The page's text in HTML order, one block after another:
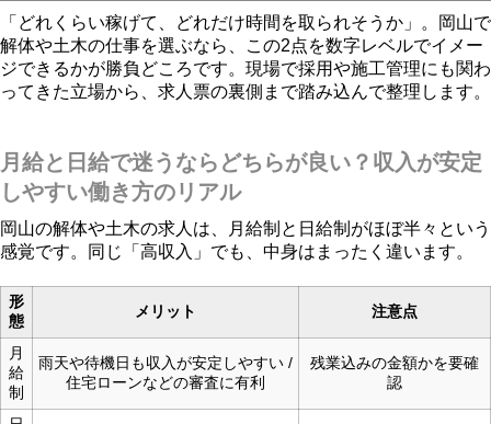
「どれくらい稼げて、どれだけ時間を取られそうか」。岡山で
解体や土木の仕事を選ぶなら、この2点を数字レベルでイメー
ジできるかが勝負どころです。現場で採用や施工管理にも関わ
ってきた立場から、求人票の裏側まで踏み込んで整理します。
月給と日給で迷うならどちらが良い？収入が安定
しやすい働き方のリアル
岡山の解体や土木の求人は、月給制と日給制がほぼ半々という
感覚です。同じ「高収入」でも、中身はまったく違います。
形
態
メリット 注意点
月
給
制
雨天や待機日も収入が安定しやすい /
住宅ローンなどの審査に有利
残業込みの金額かを要確
認